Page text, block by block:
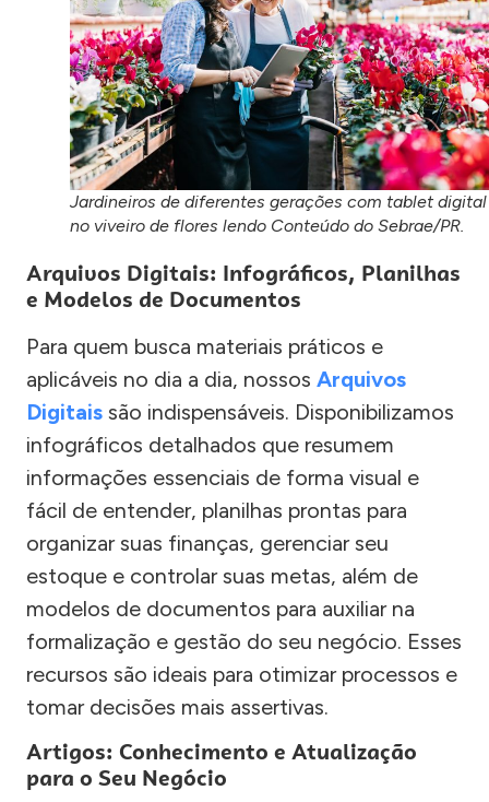
Jardineiros de diferentes gerações com tablet digital
no viveiro de flores lendo Conteúdo do Sebrae/PR.
Arquivos Digitais: Infográficos, Planilhas
e Modelos de Documentos
Para quem busca materiais práticos e
aplicáveis no dia a dia, nossos Arquivos
Digitais são indispensáveis. Disponibilizamos
infográficos detalhados que resumem
informações essenciais de forma visual e
fácil de entender, planilhas prontas para
organizar suas finanças, gerenciar seu
estoque e controlar suas metas, além de
modelos de documentos para auxiliar na
formalização e gestão do seu negócio. Esses
recursos são ideais para otimizar processos e
tomar decisões mais assertivas.
Artigos: Conhecimento e Atualização
para o Seu Negócio